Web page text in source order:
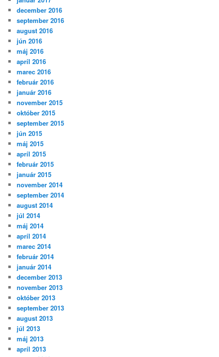
december 2016
september 2016
august 2016
jún 2016
máj 2016
apríl 2016
marec 2016
február 2016
január 2016
november 2015
október 2015
september 2015
jún 2015
máj 2015
apríl 2015
február 2015
január 2015
november 2014
september 2014
august 2014
júl 2014
máj 2014
apríl 2014
marec 2014
február 2014
január 2014
december 2013
november 2013
október 2013
september 2013
august 2013
júl 2013
máj 2013
apríl 2013